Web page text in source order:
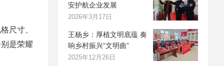
尺寸、
是荣耀
安护航企业发展
2026年3月17日
王杨乡：厚植文明底蕴 奏
响乡村振兴“文明曲”
2025年12月26日